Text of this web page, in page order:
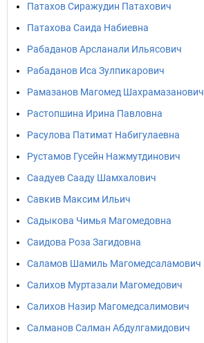
Патахов Сиражудин Патахович
Патахова Саида Набиевна
Рабаданов Арсланали Ильясович
Рабаданов Иса Зулпикарович
Рамазанов Магомед Шахрамазанович
Растопшина Ирина Павловна
Расулова Патимат Набигулаевна
Рустамов Гусейн Нажмутдинович
Саадуев Сааду Шамхалович
Савкив Максим Ильич
Садыкова Чимья Магомедовна
Саидова Роза Загидовна
Саламов Шамиль Магомедсаламович
Салихов Муртазали Магомедович
Салихов Назир Магомедсалимович
Салманов Салман Абдулгамидович